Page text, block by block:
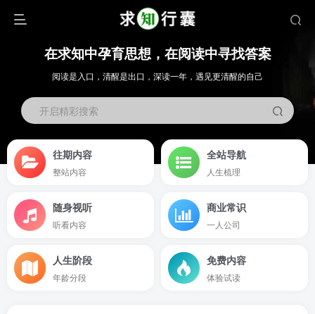
在求知中孕育思想，在阅读中寻找答案
阅读是入口，清醒是出口，深读一年，遇见更清醒的自己
开启精彩搜索
往期内容
整站内容
全站导航
人生梳理
随身视听
听看内容
商业常识
一人公司
人生阶段
年龄分段
免费内容
体验试读